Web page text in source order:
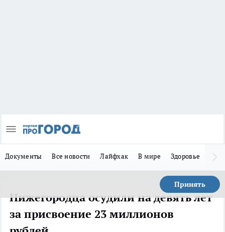
Документы Все новости Лайфхак В мире Здоровье
Принять
Нижегородца осудили на девять лет
за присвоение 23 миллионов